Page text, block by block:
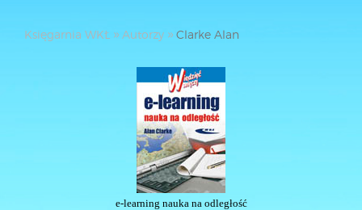
Księgarnia WKŁ Autorzy Clarke Alan
e-learning nauka na odległość